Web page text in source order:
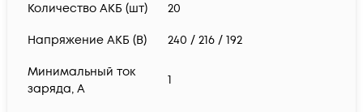
Количество АКБ (шт) 20
Напряжение АКБ (В) 240 / 216 / 192
Минимальный ток
заряда, А
1